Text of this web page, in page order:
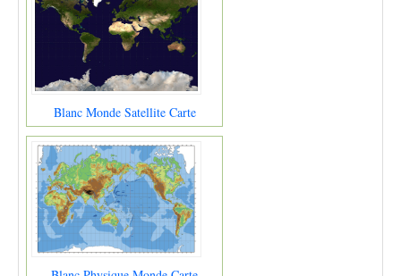
Blanc Monde Satellite Carte